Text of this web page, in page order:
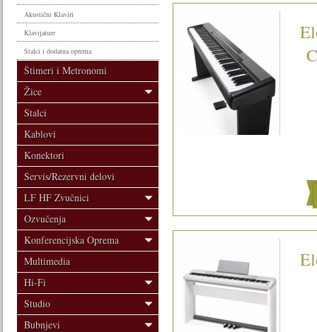
Akustični Klaviri
Klavijature
Stalci i dodatna oprema
Štimeri i Metronomi
Žice
Stalci
Kablovi
Konektori
Servis/Rezervni delovi
LF HF Zvučnici
Ozvučenja
Konferencijska Oprema
Multimedia
Hi-Fi
Studio
Bubnjevi